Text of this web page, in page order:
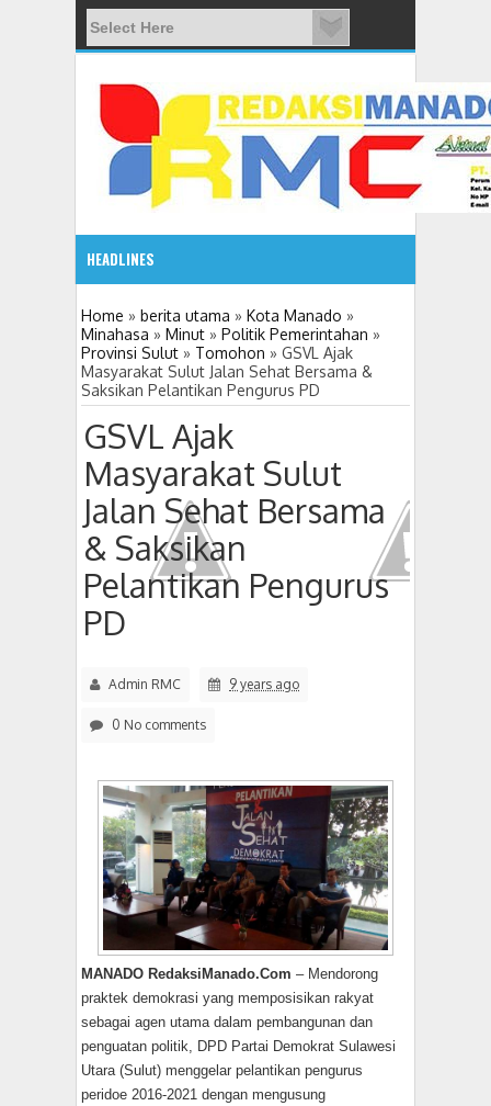
HEADLINES
08:03 AM
ADVETORIAL JONRU GANTIKAN MONO PIMPIN DPRD
Home » berita utama » Kota Manado »
Minahasa » Minut » Politik Pemerintahan »
Provinsi Sulut » Tomohon » GSVL Ajak
Masyarakat Sulut Jalan Sehat Bersama &
Saksikan Pelantikan Pengurus PD
GSVL Ajak
Masyarakat Sulut
Jalan Sehat Bersama
& Saksikan
Pelantikan Pengurus
PD
Admin RMC 9 years ago
0 No comments
MANADO RedaksiManado.Com – Mendorong
praktek demokrasi yang memposisikan rakyat
sebagai agen utama dalam pembangunan dan
penguatan politik, DPD Partai Demokrat Sulawesi
Utara (Sulut) menggelar pelantikan pengurus
peridoe 2016-2021 dengan mengusung